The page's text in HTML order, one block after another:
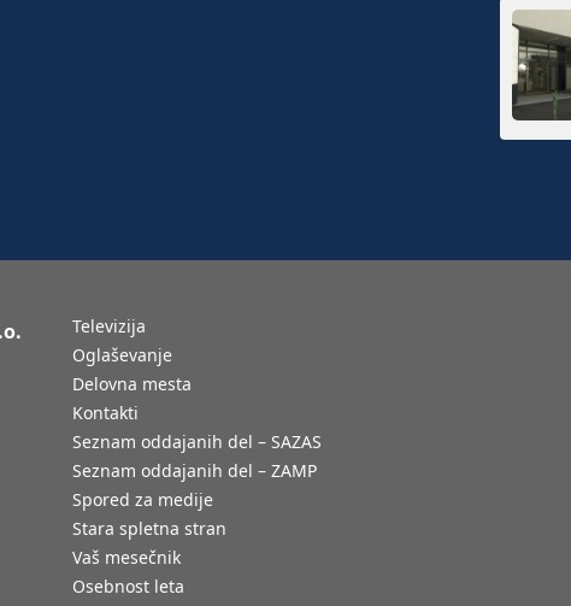
Televizija
Oglaševanje
Delovna mesta
Kontakti
Seznam oddajanih del – SAZAS
Seznam oddajanih del – ZAMP
Spored za medije
Stara spletna stran
Vaš mesečnik
Osebnost leta